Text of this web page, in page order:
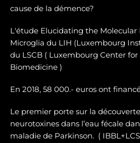
cause de la démence?
L'étude Elucidating the Molecular
Microglia du LIH (Luxembourg
du LSCB ( Luxembourg Center for
Biomedicine )
En 2018, 58 000.- euros ont
Le premier porte sur la dé
neurotoxines dans l’eau fécale
maladie de Parkinson. (